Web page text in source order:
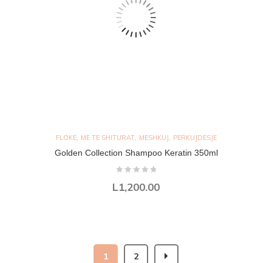
FLOKE, ME TE SHITURAT, MESHKUJ, PERKUJDESJE
Golden Collection Shampoo Keratin 350ml
L1,200.00
1 2